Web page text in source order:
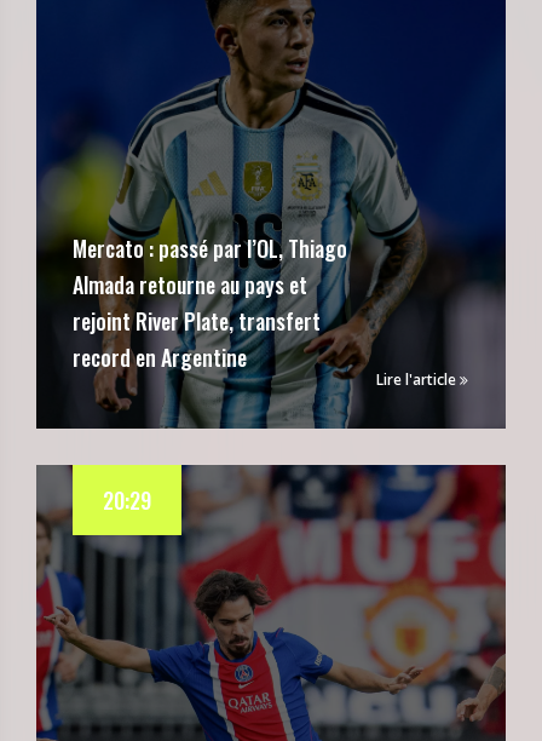
Mercato : passé par l’OL, Thiago
Almada retourne au pays et
rejoint River Plate, transfert
record en Argentine
Lire l'article
20:29